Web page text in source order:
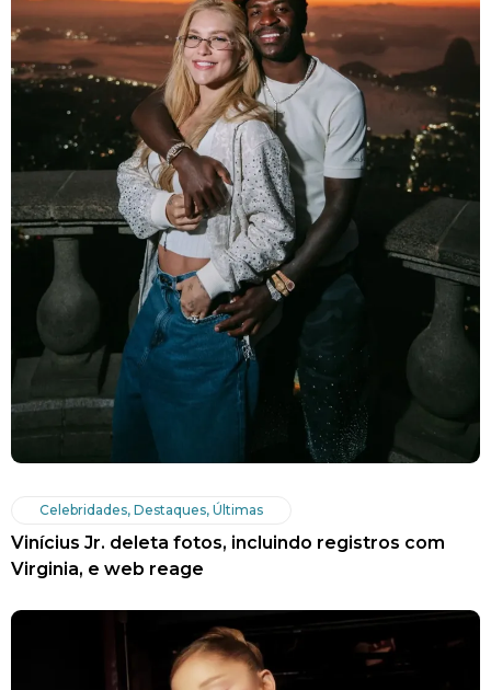
Celebridades, Destaques, Últimas
Vinícius Jr. deleta fotos, incluindo registros com
Virginia, e web reage